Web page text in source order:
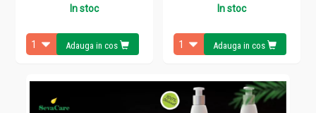
In stoc
Adauga in cos
In stoc
Adauga in cos